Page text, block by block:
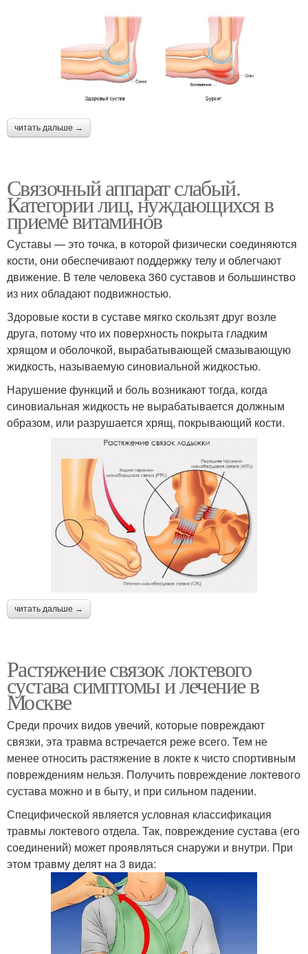
читать дальше →
Связочный аппарат слабый.
Категории лиц, нуждающихся в
приеме витаминов
Суставы — это точка, в которой физически соединяются
кости, они обеспечивают поддержку телу и облегчают
движение. В теле человека 360 суставов и большинство
из них обладают подвижностью.
Здоровые кости в суставе мягко скользят друг возле
друга, потому что их поверхность покрыта гладким
хрящом и оболочкой, вырабатывающей смазывающую
жидкость, называемую синовиальной жидкостью.
Нарушение функций и боль возникают тогда, когда
синовиальная жидкость не вырабатывается должным
образом, или разрушается хрящ, покрывающий кости.
читать дальше →
Растяжение связок локтевого
сустава симптомы и лечение в
Москве
Среди прочих видов увечий, которые повреждают
связки, эта травма встречается реже всего. Тем не
менее относить растяжение в локте к чисто спортивным
повреждениям нельзя. Получить повреждение локтевого
сустава можно и в быту, и при сильном падении.
Специфической является условная классификация
травмы локтевого отдела. Так, повреждение сустава (его
соединений) может проявляться снаружи и внутри. При
этом травму делят на 3 вида: